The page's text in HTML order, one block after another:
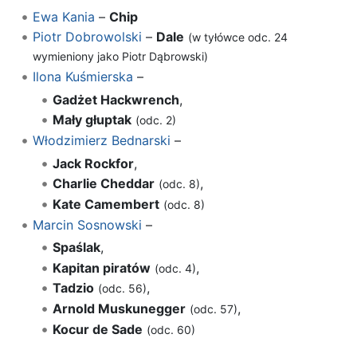
Ewa Kania – Chip
Piotr Dobrowolski – Dale (w tyłówce odc. 24
wymieniony jako Piotr Dąbrowski)
Ilona Kuśmierska –
Gadżet Hackwrench,
Mały głuptak (odc. 2)
Włodzimierz Bednarski –
Jack Rockfor,
Charlie Cheddar (odc. 8),
Kate Camembert (odc. 8)
Marcin Sosnowski –
Spaślak,
Kapitan piratów (odc. 4),
Tadzio (odc. 56),
Arnold Muskunegger (odc. 57),
Kocur de Sade (odc. 60)